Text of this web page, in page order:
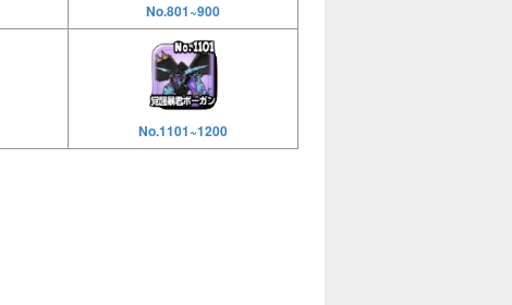
No.801~900
No.1101~1200